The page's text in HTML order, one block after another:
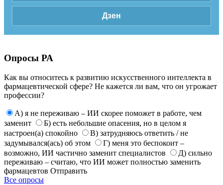
Дзен
Опросы РА
Как вы относитесь к развитию искусственного интеллекта в
фармацевтической сфере? Не кажется ли вам, что он угрожает
профессии?
А) я не переживаю – ИИ скорее поможет в работе, чем
заменит
Б) есть небольшие опасения, но в целом я
настроен(а) спокойно
В) затрудняюсь ответить / не
задумывался(ась) об этом
Г) меня это беспокоит –
возможно, ИИ частично заменит специалистов
Д) сильно
переживаю – считаю, что ИИ может полностью заменить
фармацевтов Отправить
Все опросы